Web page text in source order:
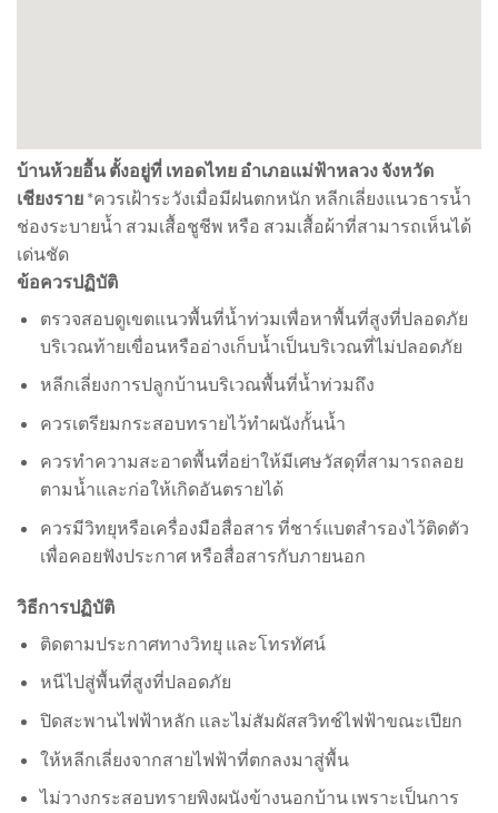
บ้านห้วยอื้น ตั้งอยู่ที่ เทอดไทย อำเภอแม่ฟ้าหลวง จังหวัด
เชียงราย *ควรเฝ้าระวังเมื่อมีฝนตกหนัก หลีกเลี่ยงแนวธารน้ำ
ช่องระบายน้ำ สวมเสื้อชูชีพ หรือ สวมเสื้อผ้าที่สามารถเห็นได้
เด่นชัด
ข้อควรปฏิบัติ
ตรวจสอบดูเขตแนวพื้นที่น้ำท่วมเพื่อหาพื้นที่สูงที่ปลอดภัย
บริเวณท้ายเขื่อนหรืออ่างเก็บน้ำเป็นบริเวณที่ไม่ปลอดภัย
หลีกเลี่ยงการปลูกบ้านบริเวณพื้นที่น้ำท่วมถึง
ควรเตรียมกระสอบทรายไว้ทำผนังกั้นน้ำ
ควรทำความสะอาดพื้นที่อย่าให้มีเศษวัสดุที่สามารถลอย
ตามน้ำและก่อให้เกิดอันตรายได้
ควรมีวิทยุหรือเครื่องมือสื่อสาร ที่ชาร์แบตสำรองไว้ติดตัว
เพื่อคอยฟังประกาศ หรือสื่อสารกับภายนอก
วิธีการปฏิบัติ
ติดตามประกาศทางวิทยุ และโทรทัศน์
หนีไปสู่พื้นที่สูงที่ปลอดภัย
ปิดสะพานไฟฟ้าหลัก และไม่สัมผัสสวิทช์ไฟฟ้าขณะเปียก
ให้หลีกเลี่ยงจากสายไฟฟ้าที่ตกลงมาสู่พื้น
ไม่วางกระสอบทรายพิงผนังข้างนอกบ้าน เพราะเป็นการ